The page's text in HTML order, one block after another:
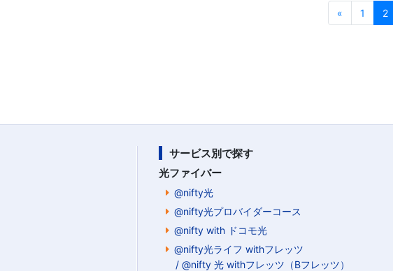
« 1 2
サービス別で探す
光ファイバー
@nifty光
@nifty光プロバイダーコース
@nifty with ドコモ光
@nifty光ライフ withフレッツ
/ @nifty 光 withフレッツ（Bフレッツ）